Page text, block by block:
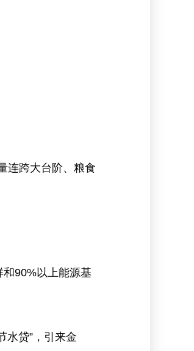
连跨大台阶、粮食
90%以上能源基
水贷”，引来金